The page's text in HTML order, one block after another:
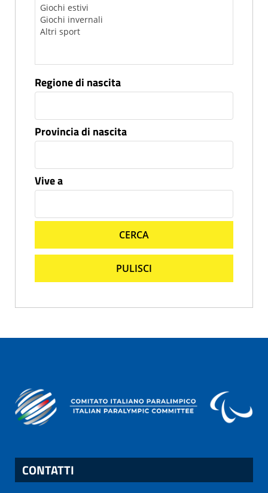
Regione di nascita
Provincia di nascita
Vive a
CERCA
PULISCI
CONTATTI